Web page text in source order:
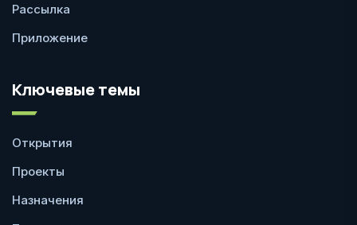
Рассылка
Приложение
Ключевые темы
Открытия
Проекты
Назначения